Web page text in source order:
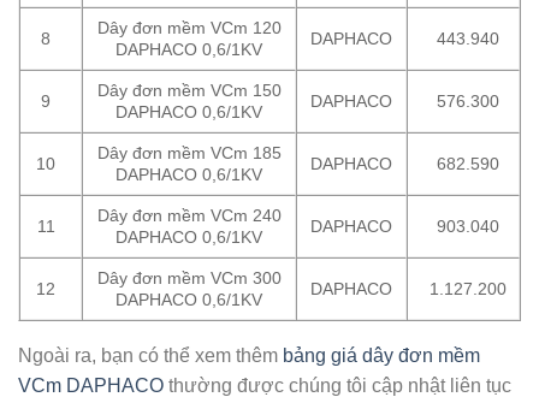
8
Dây đơn mềm VCm 120
DAPHACO 0,6/1KV
DAPHACO 443.940
9
Dây đơn mềm VCm 150
DAPHACO 0,6/1KV
DAPHACO 576.300
10
Dây đơn mềm VCm 185
DAPHACO 0,6/1KV
DAPHACO 682.590
11
Dây đơn mềm VCm 240
DAPHACO 0,6/1KV
DAPHACO 903.040
12
Dây đơn mềm VCm 300
DAPHACO 0,6/1KV
DAPHACO 1.127.200
Ngoài ra, bạn có thể xem thêm bảng giá dây đơn mềm
VCm DAPHACO thường được chúng tôi cập nhật liên tục